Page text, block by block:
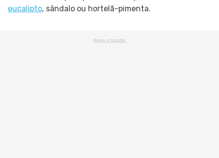
eucalipto, sândalo ou hortelã-pimenta.